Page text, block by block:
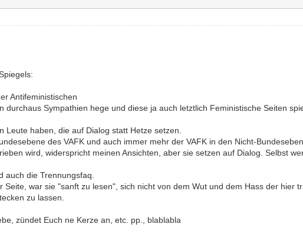
Antifeministischen
durchaus Sympathien hege und diese ja auch letztlich Feministische Seiten
haben, die auf Dialog statt Hetze setzen.
des VAFK und auch immer mehr der VAFK in den Nicht-
wird, widerspricht meinen Ansichten, aber sie setzen auf Dialog. Selbst
auch die Trennungsfaq.
Seite, war sie "sanft zu lesen", sich nicht von dem Wut und dem Hass der hier
zu lassen.
zündet Euch ne Kerze an, etc. pp., blablabla